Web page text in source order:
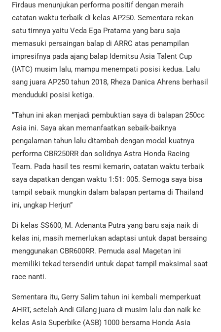
Firdaus menunjukan performa positif dengan meraih
catatan waktu terbaik di kelas AP250. Sementara rekan
satu timnya yaitu Veda Ega Pratama yang baru saja
memasuki persaingan balap di ARRC atas penampilan
impresifnya pada ajang balap Idemitsu Asia Talent Cup
(IATC) musim lalu, mampu menempati posisi kedua. Lalu
sang juara AP250 tahun 2018, Rheza Danica Ahrens berhasil
menduduki posisi ketiga.
“Tahun ini akan menjadi pembuktian saya di balapan 250cc
Asia ini. Saya akan memanfaatkan sebaik-baiknya
pengalaman tahun lalu ditambah dengan modal kuatnya
performa CBR250RR dan solidnya Astra Honda Racing
Team. Pada hasil tes resmi kemarin, catatan waktu terbaik
saya dapatkan dengan waktu 1:51: 005. Semoga saya bisa
tampil sebaik mungkin dalam balapan pertama di Thailand
ini, ungkap Herjun”
Di kelas SS600, M. Adenanta Putra yang baru saja naik di
kelas ini, masih memerlukan adaptasi untuk dapat bersaing
menggunakan CBR600RR. Pemuda asal Magetan ini
memiliki tekad tersendiri untuk dapat tampil maksimal saat
race nanti.
Sementara itu, Gerry Salim tahun ini kembali memperkuat
AHRT, setelah Andi Gilang juara di musim lalu dan naik ke
kelas Asia Superbike (ASB) 1000 bersama Honda Asia